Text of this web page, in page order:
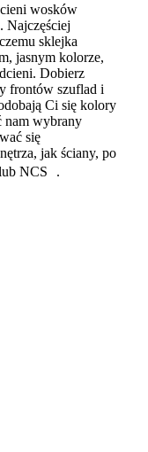
wosków
Najczęściej
sklejka
jasnym kolorze,
Dobierz
frontów szuflad i
Ci się kolory
nam wybrany
się
jak ściany, po
NCS .